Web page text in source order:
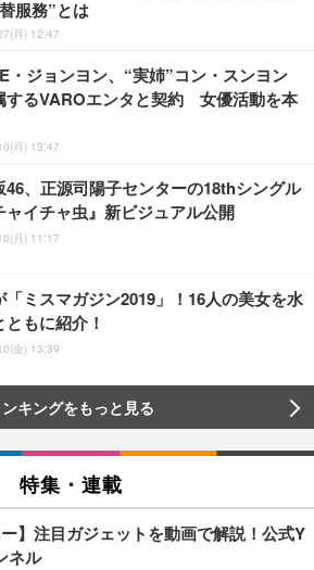
服務”とは
月) 12:47
・ジョンヨン、“実姉”コン・スンヨン
するVAROエンタと契約 女優活動を本
月) 13:47
46、正源司陽子センターの18thシングル
ャイチャ虫』新ビジュアル公開
月) 11:17
「ミスマガジン2019」！16人の美女を水
もに紹介！
金) 13:39
キングをもっと見る
特集・連載
ー】注目ガジェットを動画で解説！公式Y
ネル